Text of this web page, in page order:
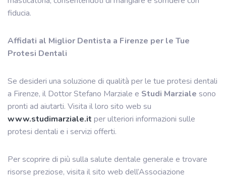
fiducia.
Affidati al Miglior Dentista a Firenze per le Tue
Protesi Dentali
Se desideri una soluzione di qualità per le tue protesi dentali
a Firenze, il Dottor Stefano Marziale e Studi Marziale sono
pronti ad aiutarti. Visita il loro sito web su
www.studimarziale.it per ulteriori informazioni sulle
protesi dentali e i servizi offerti.
Per scoprire di più sulla salute dentale generale e trovare
risorse preziose, visita il sito web dell’Associazione